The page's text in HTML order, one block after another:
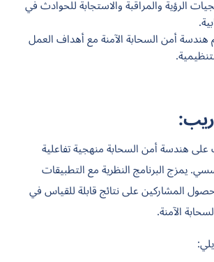
الرؤية والمراقبة والاستجابة للحوادث في
أمن السحابة الآمنة مع أهداف العمل
هندسة أمن السحابة منهجية تفاعلية
يمزج البرنامج النظرية مع التطبيقات
المشاركين على نتائج قابلة للقياس في
الآمنة.